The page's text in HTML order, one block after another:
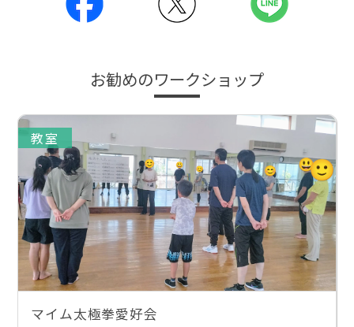
お勧めのワークショップ
教室
マイム太極拳愛好会